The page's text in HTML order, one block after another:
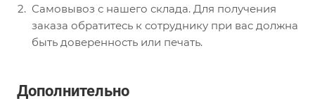
Самовывоз с нашего склада. Для получения
заказа обратитесь к сотруднику при вас должна
быть доверенность или печать.
Дополнительно